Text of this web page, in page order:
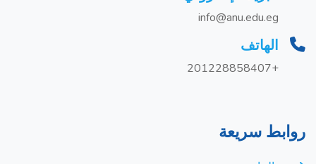
info@anu.edu.eg
الهاتف
+201228858407
روابط سريعة